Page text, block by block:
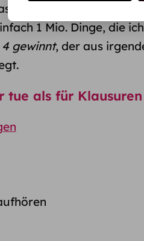
den ich mit Abstand
1 Mio. Dinge, die
4 gewinnt, der aus
tue als für